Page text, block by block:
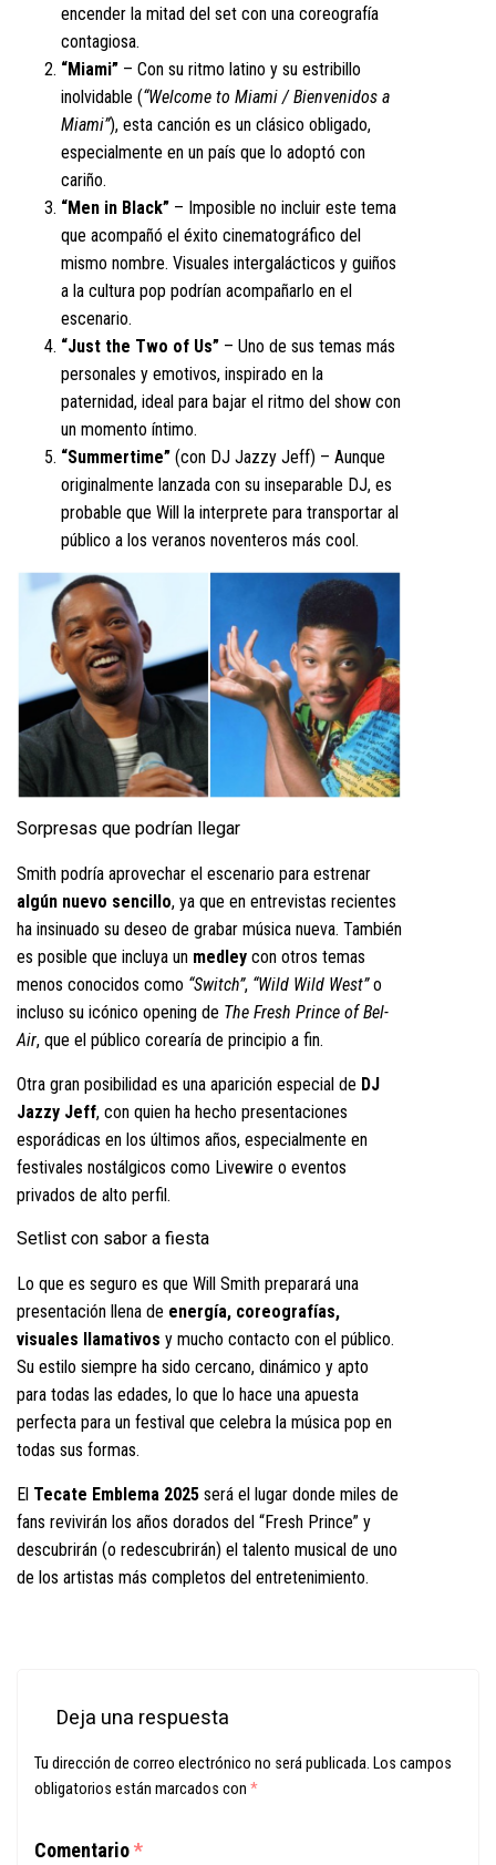
encender la mitad del set con una coreografía
contagiosa.
“Miami” – Con su ritmo latino y su estribillo
inolvidable (“Welcome to Miami / Bienvenidos a
Miami”), esta canción es un clásico obligado,
especialmente en un país que lo adoptó con
cariño.
“Men in Black” – Imposible no incluir este tema
que acompañó el éxito cinematográfico del
mismo nombre. Visuales intergalácticos y guiños
a la cultura pop podrían acompañarlo en el
escenario.
“Just the Two of Us” – Uno de sus temas más
personales y emotivos, inspirado en la
paternidad, ideal para bajar el ritmo del show con
un momento íntimo.
“Summertime” (con DJ Jazzy Jeff) – Aunque
originalmente lanzada con su inseparable DJ, es
probable que Will la interprete para transportar al
público a los veranos noventeros más cool.
Sorpresas que podrían llegar
Smith podría aprovechar el escenario para estrenar
algún nuevo sencillo, ya que en entrevistas recientes
ha insinuado su deseo de grabar música nueva. También
es posible que incluya un medley con otros temas
menos conocidos como “Switch”, “Wild Wild West”o
incluso su icónico opening de The Fresh Prince of Bel-
Air, que el público corearía de principio a fin.
Otra gran posibilidad es una aparición especial de DJ
Jazzy Jeff, con quien ha hecho presentaciones
esporádicas en los últimos años, especialmente en
festivales nostálgicos como Livewire o eventos
privados de alto perfil.
Setlist con sabor a fiesta
Lo que es seguro es que Will Smith preparará una
presentación llena de energía, coreografías,
visuales llamativos y mucho contacto con el público.
Su estilo siempre ha sido cercano, dinámico y apto
para todas las edades, lo que lo hace una apuesta
perfecta para un festival que celebra la música pop en
todas sus formas.
El Tecate Emblema 2025 será el lugar donde miles de
fans revivirán los años dorados del “Fresh Prince” y
descubrirán (o redescubrirán) el talento musical de uno
de los artistas más completos del entretenimiento.
Deja una respuesta
Tu dirección de correo electrónico no será publicada. Los campos
obligatorios están marcados con *
Comentario*